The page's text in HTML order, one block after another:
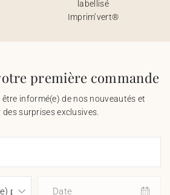
labellisé
Imprim’vert®
première commande
informé(e) de nos nouveautés et
des surprises exclusives.
Date